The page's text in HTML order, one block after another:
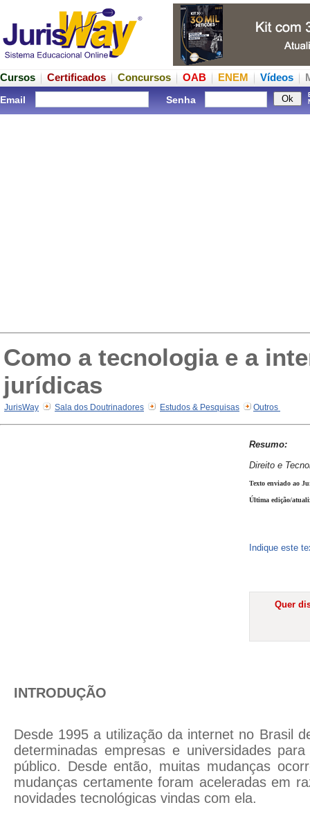
Cursos Certificados Concursos OAB ENEM Vídeos
Email Senha
Como a tecnologia e a
jurídicas
JurisWay Sala dos Doutrinadores Estudos & Pesquisas Outros
Resumo:
Direito e
Texto enviado ao
Última edição/
Indique este
Quer
INTRODUÇÃO
Desde 1995 a utilização da internet no Brasil
determinadas empresas e universidades
público. Desde então, muitas mudanças
mudanças certamente foram aceleradas em
novidades tecnológicas vindas com ela.